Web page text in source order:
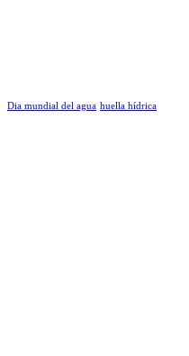
Dia mundial del agua huella hídrica